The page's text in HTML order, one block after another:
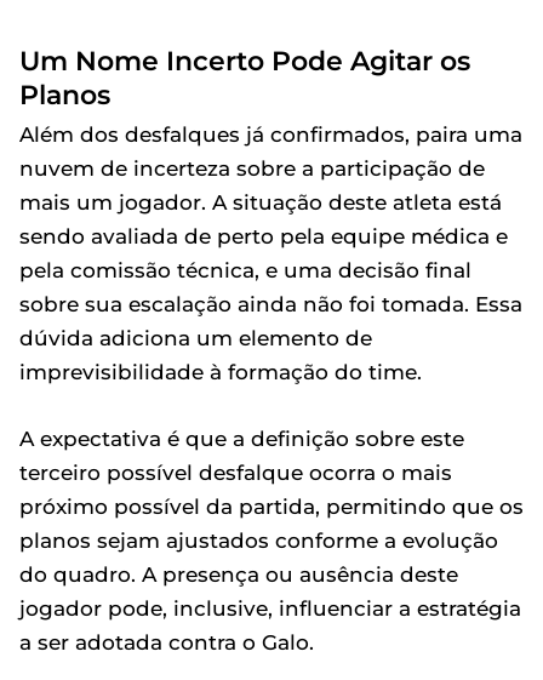
Um Nome Incerto Pode Agitar os
Planos
Além dos desfalques já confirmados, paira uma
nuvem de incerteza sobre a participação de
mais um jogador. A situação deste atleta está
sendo avaliada de perto pela equipe médica e
pela comissão técnica, e uma decisão final
sobre sua escalação ainda não foi tomada. Essa
dúvida adiciona um elemento de
imprevisibilidade à formação do time.
A expectativa é que a definição sobre este
terceiro possível desfalque ocorra o mais
próximo possível da partida, permitindo que os
planos sejam ajustados conforme a evolução
do quadro. A presença ou ausência deste
jogador pode, inclusive, influenciar a estratégia
a ser adotada contra o Galo.